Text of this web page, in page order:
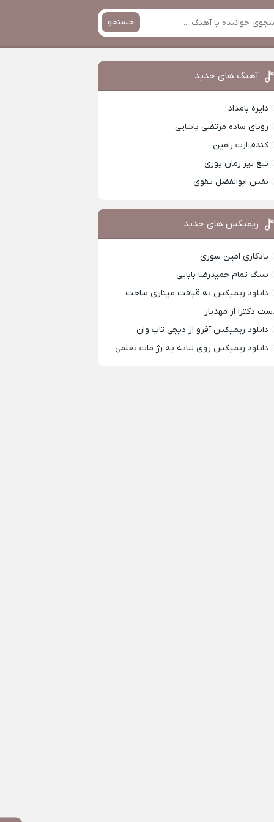
جستجو
آهنگ های جدید
دایره بامداد
رویای ساده مرتضی پاشایی
کندم ازت رامین
تیغ تیز زمان پوری
نفس ابوالفضل تقوی
ریمیکس های جدید
یادگاری امین سوری
سنگ تمام حمیدرضا بابایی
دانلود ریمیکس به قیافت مینازی ساخت
دکترا از مهدیار
دانلود ریمیکس آفرو از ديجی تاپ وان
دانلود ریمیکس روی لباته یه رژ مات بغلمی